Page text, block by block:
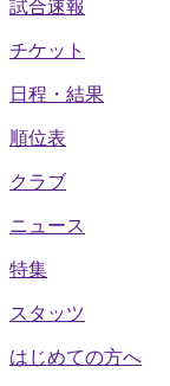
試合速報
チケット
日程・結果
順位表
クラブ
ニュース
特集
スタッツ
はじめての方へ